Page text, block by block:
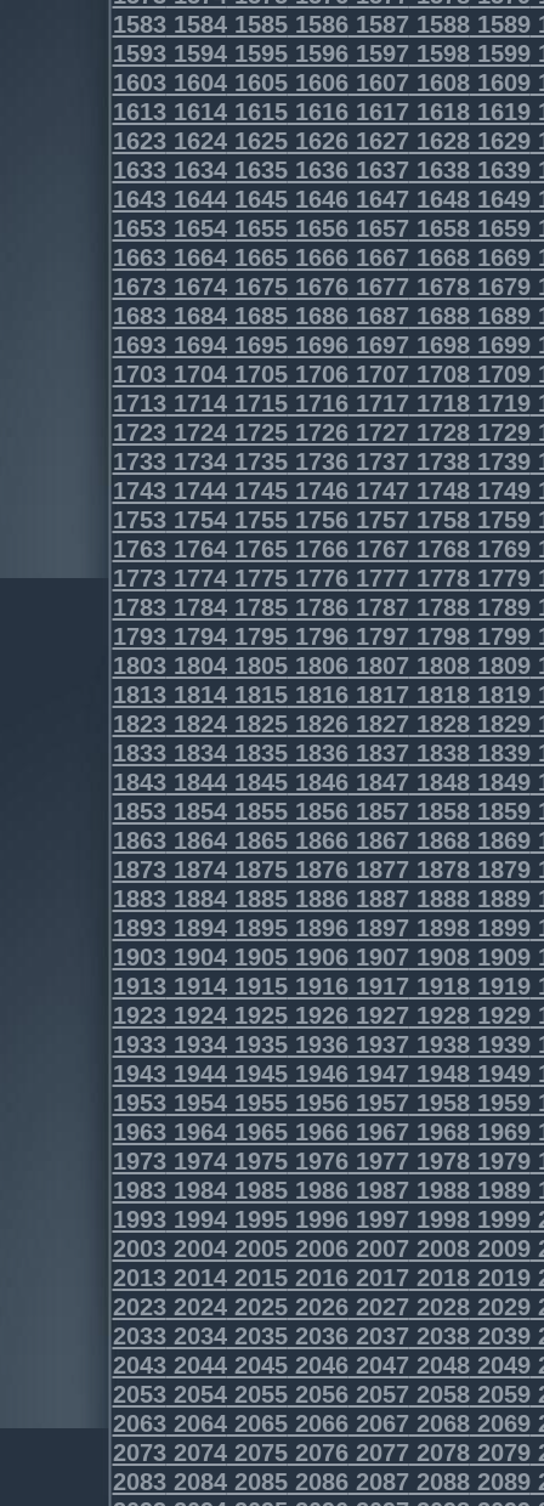
1583158415851586158715881589
1593159415951596159715981599
1603160416051606160716081609
1613161416151616161716181619
1623162416251626162716281629
1633163416351636163716381639
1643164416451646164716481649
1653165416551656165716581659
1663166416651666166716681669
1673167416751676167716781679
1683168416851686168716881689
1693169416951696169716981699
1703170417051706170717081709
1713171417151716171717181719
1723172417251726172717281729
1733173417351736173717381739
1743174417451746174717481749
1753175417551756175717581759
1763176417651766176717681769
1773177417751776177717781779
1783178417851786178717881789
1793179417951796179717981799
1803180418051806180718081809
1813181418151816181718181819
1823182418251826182718281829
1833183418351836183718381839
1843184418451846184718481849
1853185418551856185718581859
1863186418651866186718681869
1873187418751876187718781879
1883188418851886188718881889
1893189418951896189718981899
1903190419051906190719081909
1913191419151916191719181919
1923192419251926192719281929
1933193419351936193719381939
1943194419451946194719481949
1953195419551956195719581959
1963196419651966196719681969
1973197419751976197719781979
1983198419851986198719881989
1993199419951996199719981999
2003200420052006200720082009
2013201420152016201720182019
2023202420252026202720282029
2033203420352036203720382039
2043204420452046204720482049
2053205420552056205720582059
2063206420652066206720682069
2073207420752076207720782079
2083208420852086208720882089